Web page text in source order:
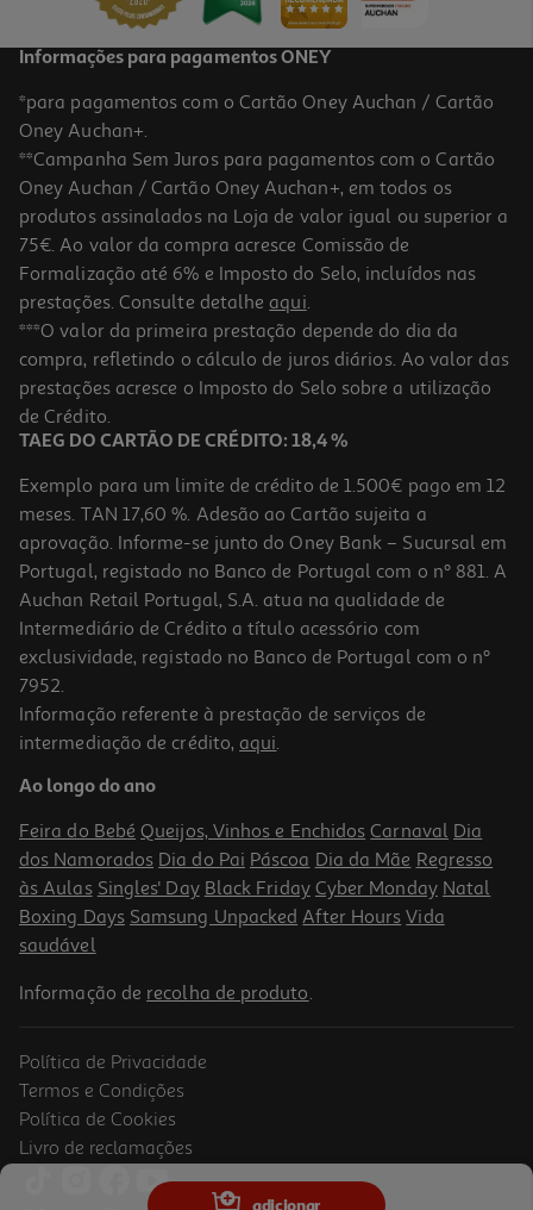
adicionar
4.8
Pizzas 4 Queijos Auchan 400 G
7.23 €/Kg
2,89 €
Pizza De Atum E Bacon Auchan 400 G
6.98 €/Kg
2,79 €
Pizza De Fiambre E Queijo Campofrio 360g
Informações para pagamentos ONEY
*para pagamentos com o Cartão Oney Auchan / Cartão
Oney Auchan+.
**Campanha Sem Juros para pagamentos com o Cartão
Oney Auchan / Cartão Oney Auchan+, em todos os
produtos assinalados na Loja de valor igual ou superior a
75€. Ao valor da compra acresce Comissão de
Formalização até 6% e Imposto do Selo, incluídos nas
prestações. Consulte detalhe aqui.
***O valor da primeira prestação depende do dia da
compra, refletindo o cálculo de juros diários. Ao valor das
prestações acresce o Imposto do Selo sobre a utilização
de Crédito.
TAEG DO CARTÃO DE CRÉDITO: 18,4 %
Exemplo para um limite de crédito de 1.500€ pago em 12
meses. TAN 17,60 %. Adesão ao Cartão sujeita a
aprovação. Informe-se junto do Oney Bank – Sucursal em
Portugal, registado no Banco de Portugal com o nº 881. A
Auchan Retail Portugal, S.A. atua na qualidade de
Intermediário de Crédito a título acessório com
exclusividade, registado no Banco de Portugal com o nº
7952.
Informação referente à prestação de serviços de
intermediação de crédito, aqui.
Ao longo do ano
Feira do Bebé Queijos, Vinhos e Enchidos Carnaval Dia
dos Namorados Dia do Pai Páscoa Dia da Mãe Regresso
às Aulas Singles' Day Black Friday Cyber Monday Natal
Boxing Days Samsung Unpacked After Hours Vida
saudável
Informação de recolha de produto.
Política de Privacidade
Termos e Condições
Política de Cookies
Livro de reclamações